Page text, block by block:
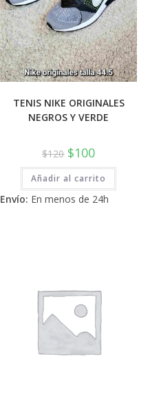
TENIS NIKE ORIGINALES
NEGROS Y VERDE
$120 El
precio
original
era:
$120.
$100El
precio
actual
es:
$100.
Añadir al carrito
Envío: En menos de 24h